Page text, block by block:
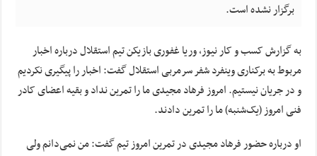
برگزار نشده است.
به گزارش کسب و کار نیوز، وریا غفوری بازیکن تیم استقلال درباره اخبار
مربوط به برکناری وینفرد شفر سرمربی استقلال گفت: اخبار را پیگیری نکردیم
و در جریان نیستیم. امروز فرهاد مجیدی ما را تمرین نداد و بقیه اعضای کادر
فنی امروز (یک‌شنبه) ما را تمرین دادند.
او درباره حضور فرهاد مجیدی در تمرین امروز تیم گفت: من نمی‌دانم ولی